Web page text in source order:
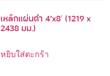
เหล็กแผ่นดำ 4’x8′ (1219 x
2438 มม.)
หยิบใส่ตะกร้า